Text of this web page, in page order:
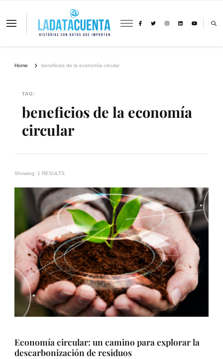
La Data Cuenta es una plataforma
Home beneficios de la economía circular
TAG:
beneficios de la economía
circular
Showing: 1 RESULTS
Economía circular: un camino para explorar la
descarbonización de residuos